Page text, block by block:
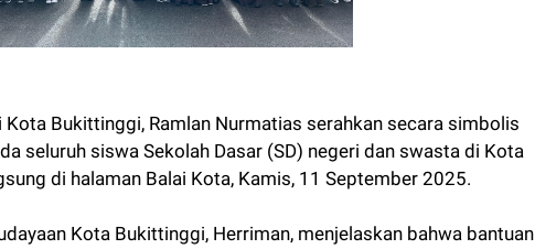
Kota Bukittinggi, Ramlan Nurmatias serahkan secara simbolis
seluruh siswa Sekolah Dasar (SD) negeri dan swasta di Kota
di halaman Balai Kota, Kamis, 11 September 2025.
Kota Bukittinggi, Herriman, menjelaskan bahwa bantuan